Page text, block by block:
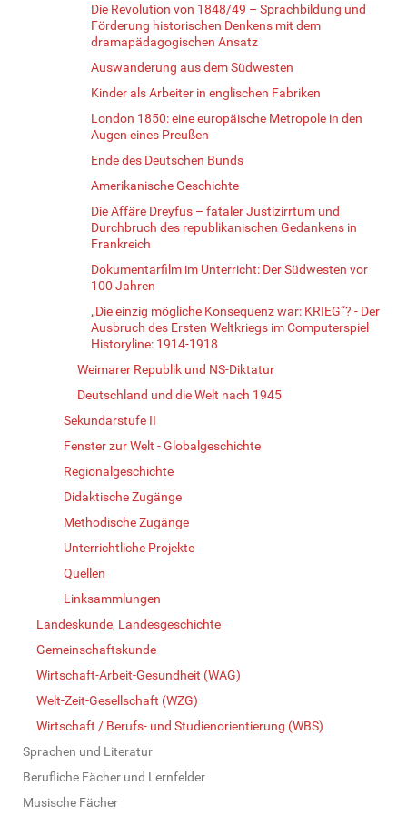
Die Revolution von 1848/49 – Sprachbildung und
Förderung historischen Denkens mit dem
dramapädagogischen Ansatz
Auswanderung aus dem Südwesten
Kinder als Arbeiter in englischen Fabriken
London 1850: eine europäische Metropole in den
Augen eines Preußen
Ende des Deutschen Bunds
Amerikanische Geschichte
Die Affäre Dreyfus – fataler Justizirrtum und
Durchbruch des republikanischen Gedankens in
Frankreich
Dokumentarfilm im Unterricht: Der Südwesten vor
100 Jahren
„Die einzig mögliche Konsequenz war: KRIEG“? - Der
Ausbruch des Ersten Weltkriegs im Computerspiel
Historyline: 1914-1918
Weimarer Republik und NS-Diktatur
Deutschland und die Welt nach 1945
Sekundarstufe II
Fenster zur Welt - Globalgeschichte
Regionalgeschichte
Didaktische Zugänge
Methodische Zugänge
Unterrichtliche Projekte
Quellen
Linksammlungen
Landeskunde, Landesgeschichte
Gemeinschaftskunde
Wirtschaft-Arbeit-Gesundheit (WAG)
Welt-Zeit-Gesellschaft (WZG)
Wirtschaft / Berufs- und Studienorientierung (WBS)
Sprachen und Literatur
Berufliche Fächer und Lernfelder
Musische Fächer